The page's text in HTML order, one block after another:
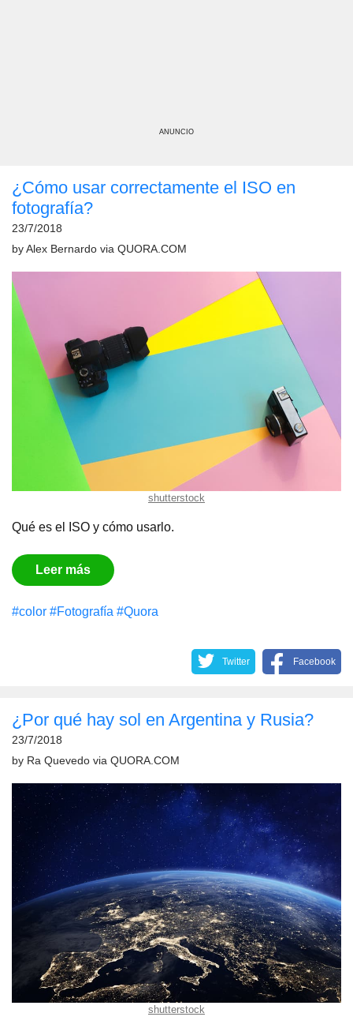
ANUNCIO
¿Cómo usar correctamente el ISO en
fotografía?
23/7/2018
by Alex Bernardo via QUORA.COM
shutterstock
Qué es el ISO y cómo usarlo.
Leer más
#color #Fotografía #Quora
Twitter Facebook
¿Por qué hay sol en Argentina y Rusia?
23/7/2018
by Ra Quevedo via QUORA.COM
shutterstock